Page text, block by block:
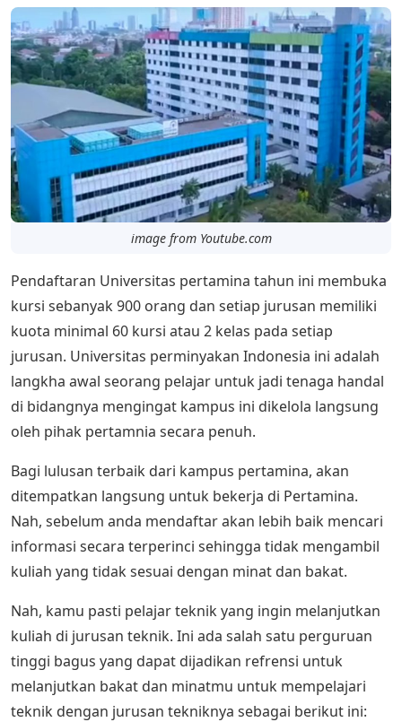
image from Youtube.com
Pendaftaran Universitas pertamina tahun ini membuka
kursi sebanyak 900 orang dan setiap jurusan memiliki
kuota minimal 60 kursi atau 2 kelas pada setiap
jurusan. Universitas perminyakan Indonesia ini adalah
langkha awal seorang pelajar untuk jadi tenaga handal
di bidangnya mengingat kampus ini dikelola langsung
oleh pihak pertamnia secara penuh.
Bagi lulusan terbaik dari kampus pertamina, akan
ditempatkan langsung untuk bekerja di Pertamina.
Nah, sebelum anda mendaftar akan lebih baik mencari
informasi secara terperinci sehingga tidak mengambil
kuliah yang tidak sesuai dengan minat dan bakat.
Nah, kamu pasti pelajar teknik yang ingin melanjutkan
kuliah di jurusan teknik. Ini ada salah satu perguruan
tinggi bagus yang dapat dijadikan refrensi untuk
melanjutkan bakat dan minatmu untuk mempelajari
teknik dengan jurusan tekniknya sebagai berikut ini: